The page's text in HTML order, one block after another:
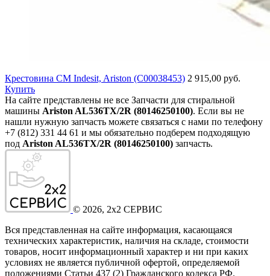
Крестовина СМ Indesit, Ariston (C00038453) 2 915,00 руб.
Купить
На сайте представлены не все Запчасти для стиральной
машины Ariston AL536TX/2R (80146250100). Если вы не
нашли нужную запчасть можете связаться с нами по телефону
+7 (812) 331 44 61 и мы обязательно подберем подходящую
под Ariston AL536TX/2R (80146250100) запчасть.
© 2026, 2x2 СЕРВИС
Вся представленная на сайте информация, касающаяся
технических характеристик, наличия на складе, стоимости
товаров, носит информационный характер и ни при каких
условиях не является публичной офертой, определяемой
положениями Статьи 437 (2) Гражданского кодекса РФ.